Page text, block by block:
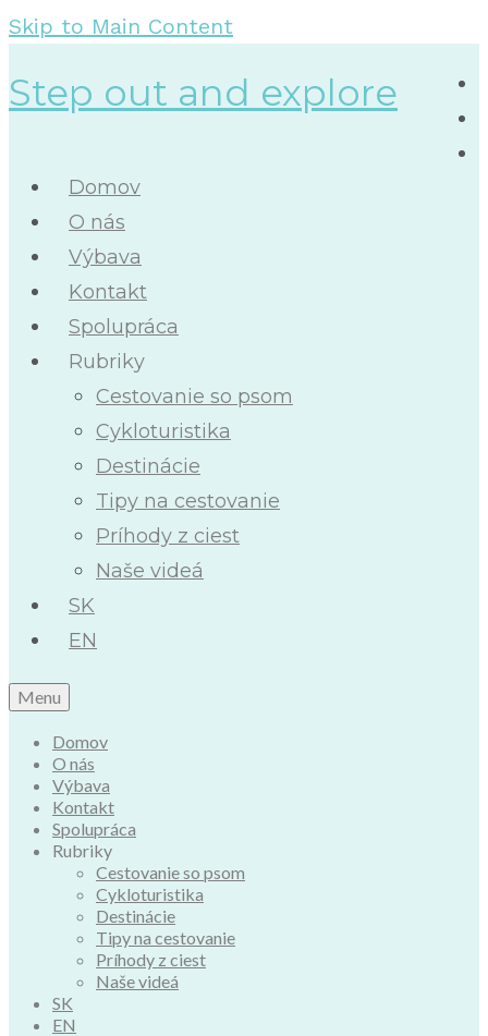
Skip to Main Content
Step out and explore
Domov
O nás
Výbava
Kontakt
Spolupráca
Rubriky
Cestovanie so psom
Cykloturistika
Destinácie
Tipy na cestovanie
Príhody z ciest
Naše videá
SK
EN
Menu
Domov
O nás
Výbava
Kontakt
Spolupráca
Rubriky
Cestovanie so psom
Cykloturistika
Destinácie
Tipy na cestovanie
Príhody z ciest
Naše videá
SK
EN